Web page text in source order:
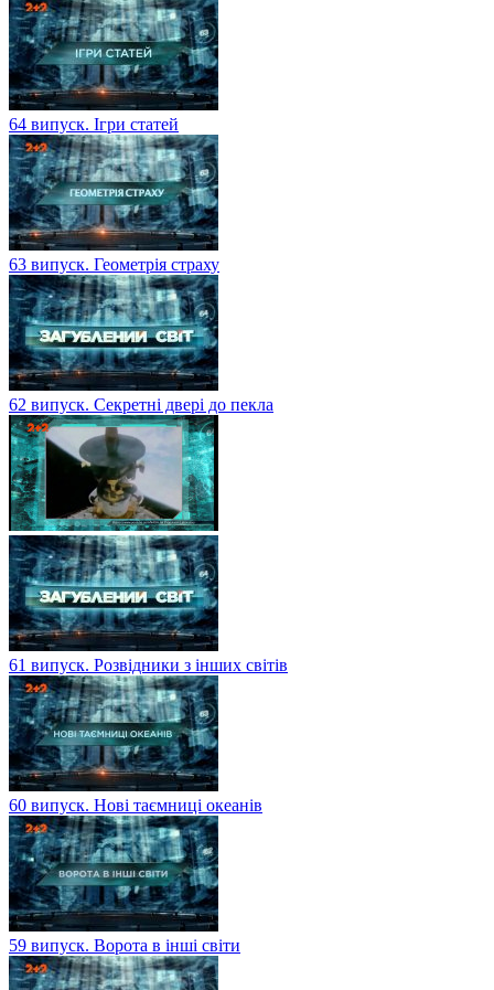
64 випуск. Ігри статей
63 випуск. Геометрія страху
62 випуск. Секретні двері до пекла
61 випуск. Розвідники з інших світів
60 випуск. Нові таємниці океанів
59 випуск. Ворота в інші світи